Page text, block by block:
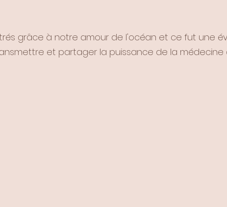
grâce à notre amour de l'océan et ce fut une
et partager la puissance de la médecine